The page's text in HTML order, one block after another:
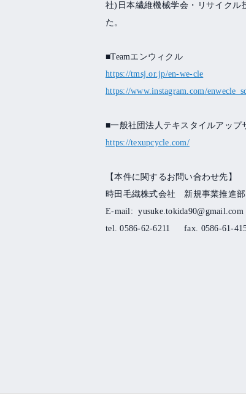
社) 日本繊維機械学会・リサイク
た。
■Teamエンウィクル
https://tmsj.or.jp/en-we-cle
https://www.instagram.com/
■一般社団法人テキスタイルアップ
https://texupcycle.com/
【本件に関するお問い合わせ先】
時田毛織株式会社 新規事業推進
E-mail: yusuke.tokida90@gmail.com
tel. 0586-62-6211
fax. 0586-61-